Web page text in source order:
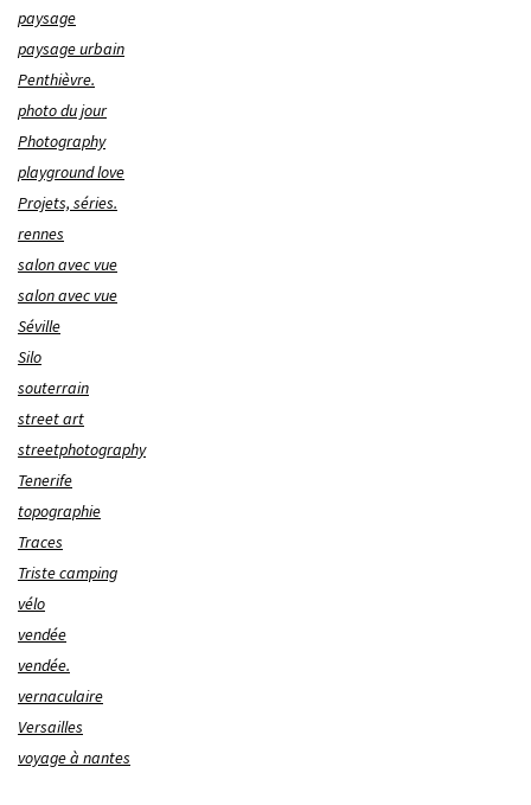
paysage
paysage urbain
Penthièvre.
photo du jour
Photography
playground love
Projets, séries.
rennes
salon avec vue
salon avec vue
Séville
Silo
souterrain
street art
streetphotography
Tenerife
topographie
Traces
Triste camping
vélo
vendée
vendée.
vernaculaire
Versailles
voyage à nantes